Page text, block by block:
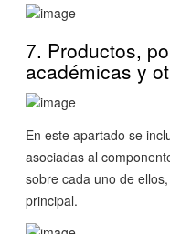
7. Productos,
académicas y
En este apartado se
asociadas al
sobre cada uno de
principal.